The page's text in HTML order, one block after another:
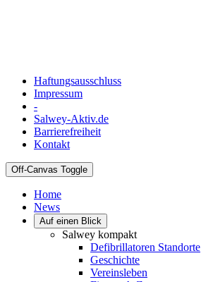
Haftungsausschluss
Impressum
-
Salwey-Aktiv.de
Barrierefreiheit
Kontakt
Off-Canvas Toggle
Home
News
Auf einen Blick
Salwey kompakt
Defibrillatoren Standorte
Geschichte
Vereinsleben